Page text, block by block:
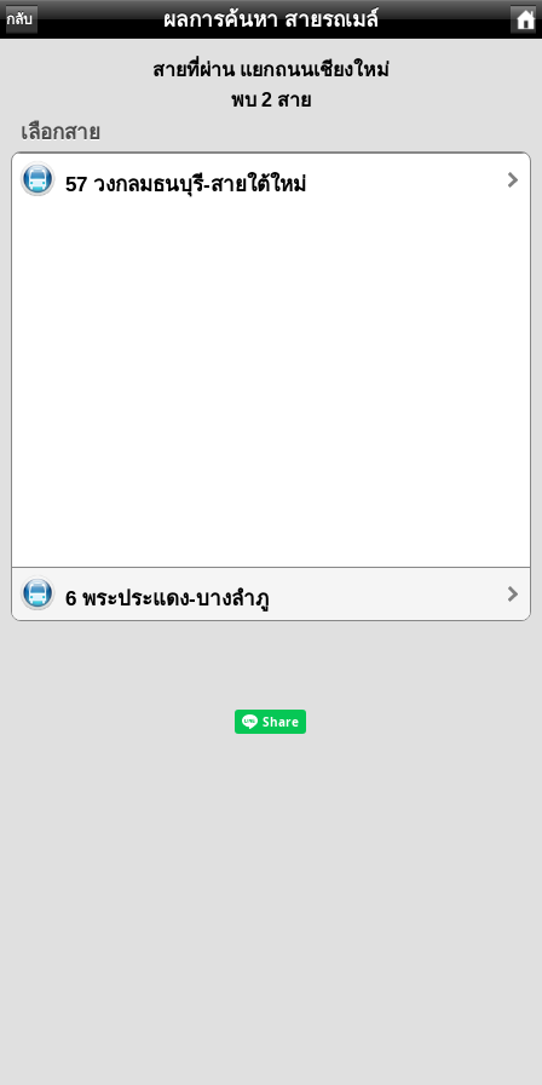
กลับ ผลการค้นหา สายรถเมล์
สายที่ผ่าน แยกถนนเชียงใหม่
พบ 2 สาย
เลือกสาย
57 วงกลมธนบุรี-สายใต้ใหม่
6 พระประแดง-บางลำภู